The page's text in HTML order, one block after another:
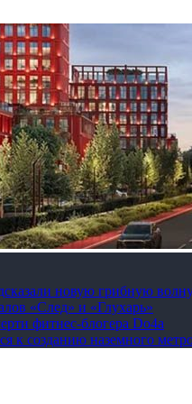
новую грибную
«След» и «Глухарь»
фитнес-блогера Do4а
к созданию наземного